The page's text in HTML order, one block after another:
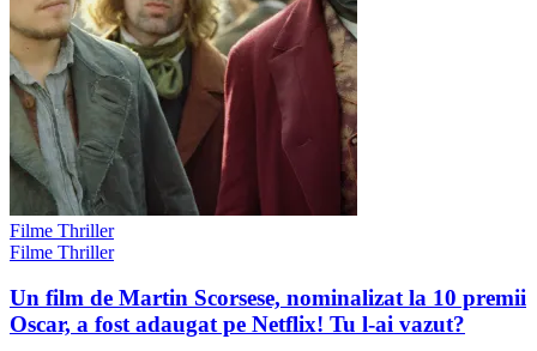
Filme Thriller
Filme Thriller
Un film de Martin Scorsese, nominalizat la 10 premii
Oscar, a fost adaugat pe Netflix! Tu l-ai vazut?